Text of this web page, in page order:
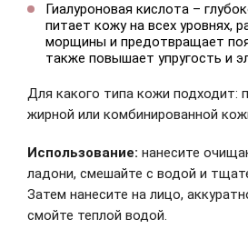
Гиалуроновая кислота –
питает кожу на всех уровнях,
морщины и предотвращает
также повышает упругость и
Для какого типа кожи подходит:
жирной или комбинированной
Использование: нанесите
ладони, смешайте с водой и
Затем нанесите на лицо,
смойте теплой водой.